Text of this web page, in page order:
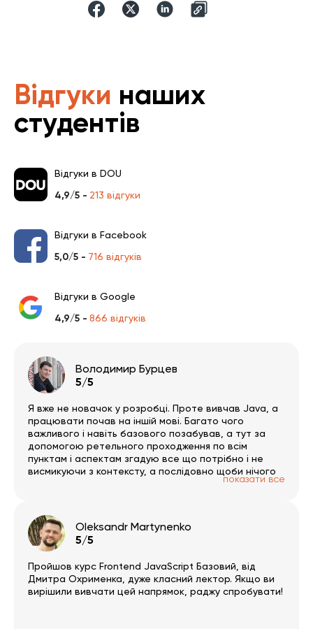
Відгуки наших
студентів
Відгуки в DOU
4,9/5 - 213 відгуки
Відгуки в Facebook
5,0/5 - 716 відгуків
Відгуки в Google
4,9/5 - 866 відгуків
Володимир Бурцев
5/5
Я вже не новачок у розробці. Проте вивчав Java, а
працювати почав на іншій мові. Багато чого
важливого і навіть базового позабував, а тут за
допомогою ретельного проходження по всім
пунктам і аспектам згадую все що потрібно і не
висмикуючи з контексту, а послідовно щоби нічого
не пропустити. Тут дуже багато окремих гілок за
обмовки, але в цілому на якість це не впливає.
РАДЖУ!
показати все
Oleksandr Martynenko
5/5
Пройшов курс Frontend JavaScript Базовий, від
Дмитра Охрименка, дуже класний лектор. Якщо ви
вирішили вивчати цей напрямок, раджу спробувати!